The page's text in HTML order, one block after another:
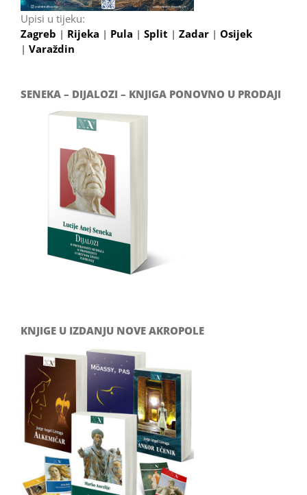
Upisi u tijeku:
Zagreb | Rijeka | Pula | Split | Zadar | Osijek
| Varaždin
SENEKA – DIJALOZI – KNJIGA PONOVNO U PRODAJI
KNJIGE U IZDANJU NOVE AKROPOLE